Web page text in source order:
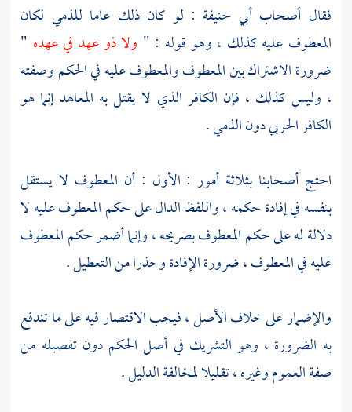
فقال أصحابأبي حنيفة : لو كان ذلك عاما للذمي لكان
المعطوف عليه كذلك ، وهو قوله : " ولا ذو عهد في عهده "
ضرورة الاشتراك بين المعطوف والمعطوف عليه في الحكم وصفته
، وليس كذلك ، فإن الكافر الذي لا يقتل به المعاهد إنما هو
الكافر الحربي دون الذمي .
احتج أصحابنا بثلاثة أمور : الأول : أن المعطوف لا يستقل
بنفسه في إفادة حكمه ، واللفظ الدال على حكم المعطوف عليه لا
دلالة له على حكم المعطوف بصريحه ، وإنما أضمر حكم المعطوف
عليه في المعطوف ، ضرورة الإفادة وحذرا من التعطيل .
والإضمار على خلاف الأصل ، فيجب الاقتصار فيه على ما تندفع
به الضرورة ، وهو التشريك في أصل الحكم دون تفصيله من
صفة العموم وغيره ، تقليلا لمخالفة الدليل .